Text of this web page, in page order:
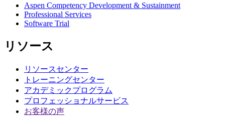
Aspen Competency Development & Sustainment
Professional Services
Software Trial
リソース
リソースセンター
トレーニングセンター
アカデミックプログラム
プロフェッショナルサービス
お客様の声